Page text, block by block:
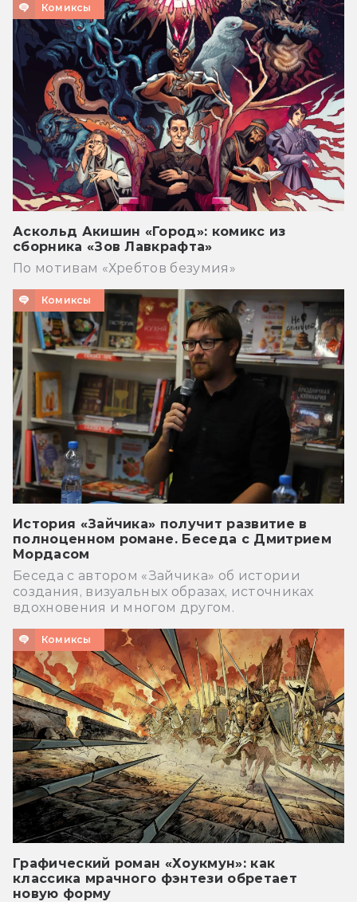
Комиксы
Аскольд Акишин «Город»: комикс из
сборника «Зов Лавкрафта»
По мотивам «Хребтов безумия»
Комиксы
История «Зайчика» получит развитие в
полноценном романе. Беседа с Дмитрием
Мордасом
Беседа с автором «Зайчика» об истории
создания, визуальных образах, источниках
вдохновения и многом другом.
Комиксы
Графический роман «Хоукмун»: как
классика мрачного фэнтези обретает
новую форму